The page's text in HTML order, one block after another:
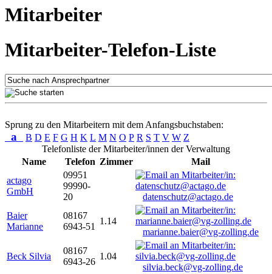
Mitarbeiter
Mitarbeiter-Telefon-Liste
Sprung zu den Mitarbeitern mit dem Anfangsbuchstaben:
a B D E F G H K L M N O P R S T V W Z
Telefonliste der Mitarbeiter/innen der Verwaltung
Name
Telefon Zimmer
Mail
actago
GmbH
09951
99990-
20
datenschutz@actago.de
Baier
Marianne
08167
6943-51
1.14
marianne.baier@vg-zolling.de
Beck Silvia
08167
6943-26
1.04
silvia.beck@vg-zolling.de